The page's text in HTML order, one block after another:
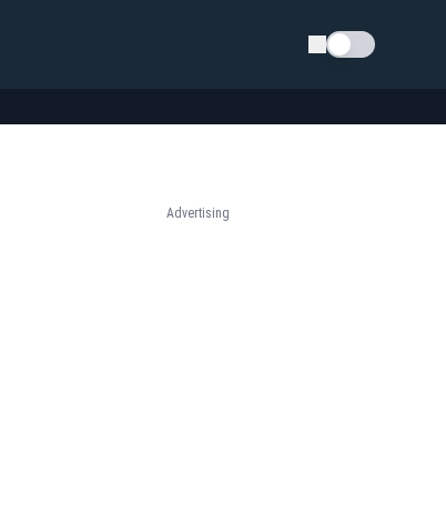
Schimba tema
Advertising